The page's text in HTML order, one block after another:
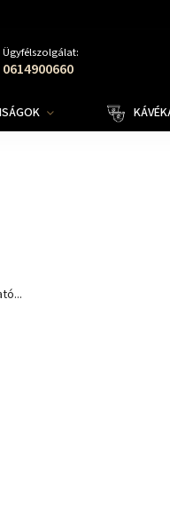
Ügyfélszolgálat:
0614900660